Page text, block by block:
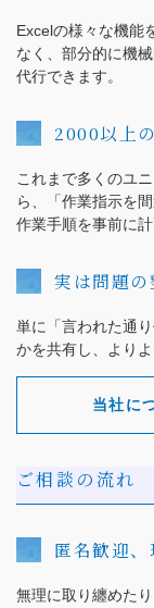
Excelの様々な機能
なく、部分的に機
代行できます。
2000以上
これまで多くのユ
ら、「作業指示を
作業手順を事前に
実は問題
単に「言われた通
かを共有し、より
当社に
ご相談の流れ
匿名歓迎
無理に取り纏めた